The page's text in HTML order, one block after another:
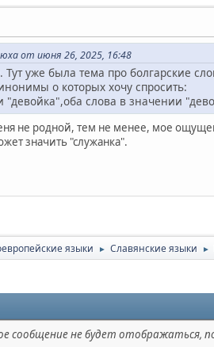
от июня 26, 2025, 16:48
Тут уже была тема про болгарские
о которых хочу спросить:
слова в значении
не родной, тем не менее, мое
значить "служанка".
языки ► Славянские языки ►
сообщение не будет отображаться,